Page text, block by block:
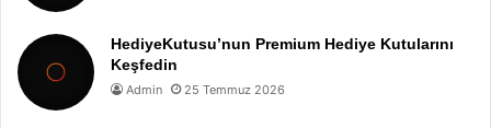
HediyeKutusu’nun Premium Hediye Kutularını
Keşfedin
Admin 25 Temmuz 2026